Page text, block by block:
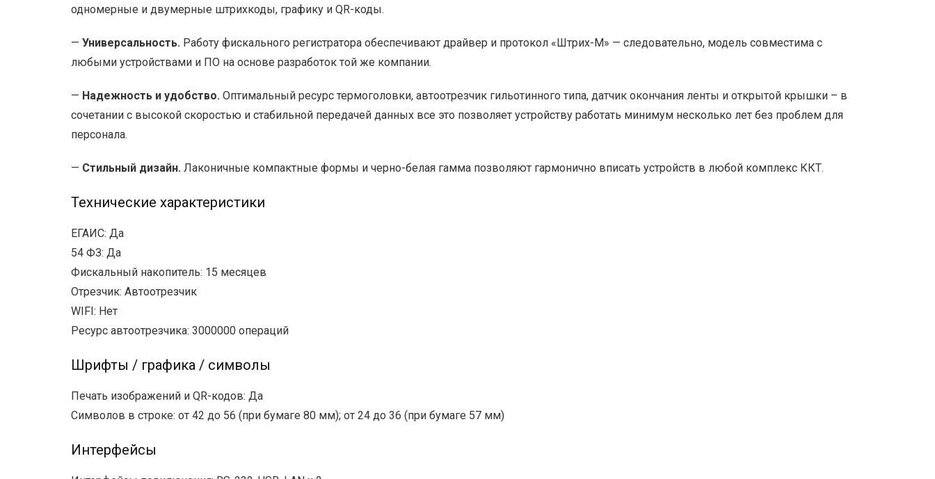
одномерные и двумерные штрихкоды, графику и QR-коды.
— Универсальность. Работу фискального регистратора обеспечивают драйвер и протокол «Штрих-М» — следовательно, модель совместима с
любыми устройствами и ПО на основе разработок той же компании.
— Надежность и удобство. Оптимальный ресурс термоголовки, автоотрезчик гильотинного типа, датчик окончания ленты и открытой крышки – в
сочетании с высокой скоростью и стабильной передачей данных все это позволяет устройству работать минимум несколько лет без проблем для
персонала.
— Стильный дизайн. Лаконичные компактные формы и черно-белая гамма позволяют гармонично вписать устройств в любой комплекс ККТ.
Технические характеристики
ЕГАИС: Да
54 ФЗ: Да
Фискальный накопитель: 15 месяцев
Отрезчик: Автоотрезчик
WIFI: Нет
Ресурс автоотрезчика: 3000000 операций
Шрифты / графика / символы
Печать изображений и QR-кодов: Да
Символов в строке: от 42 до 56 (при бумаге 80 мм); от 24 до 36 (при бумаге 57 мм)
Интерфейсы